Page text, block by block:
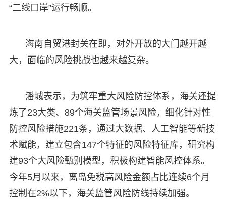
“二线口岸”运行畅顺。
海南自贸港封关在即，对外开放的大门越开越
大，面临的风险挑战也越来越复杂。
潘城表示，为筑牢重大风险防控体系，海关还提
炼了23大类、89个海关监管场景风险，细化针对性
防控风险措施221条，通过大数据、人工智能等新技
术赋能，建立包含147个特征的风险特征库，研究构
建93个大风险甄别模型，积极构建智能风控体系。
今年5月以来，离岛免税高风险金额占比连续6个月
控制在2%以下，海关监管风险防线持续加强。